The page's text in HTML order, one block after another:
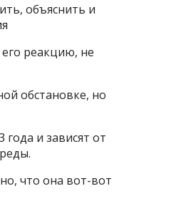
объяснить и
реакцию, не
обстановке, но
и зависят от
что она вот-вот